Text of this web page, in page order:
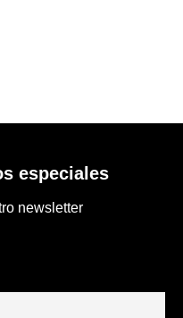
especiales
newsletter